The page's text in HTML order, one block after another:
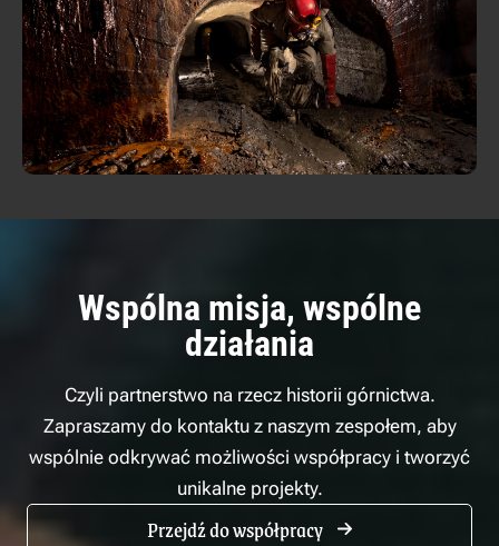
Wspólna misja, wspólne
działania
Czyli partnerstwo na rzecz historii górnictwa.
Zapraszamy do kontaktu z naszym zespołem, aby
wspólnie odkrywać możliwości współpracy i tworzyć
unikalne projekty.
Przejdź do współpracy